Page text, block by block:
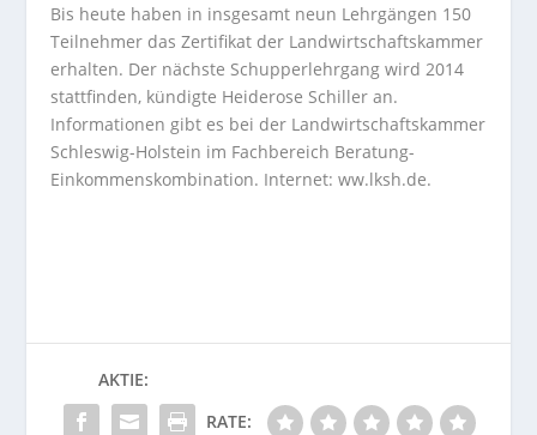
Bis heute haben in insgesamt neun Lehrgängen 150
Teilnehmer das Zertifikat der Landwirtschaftskammer
erhalten. Der nächste Schupperlehrgang wird 2014
stattfinden, kündigte Heiderose Schiller an.
Informationen gibt es bei der Landwirtschaftskammer
Schleswig-Holstein im Fachbereich Beratung-
Einkommenskombination. Internet: ww.lksh.de.
AKTIE:
RATE: